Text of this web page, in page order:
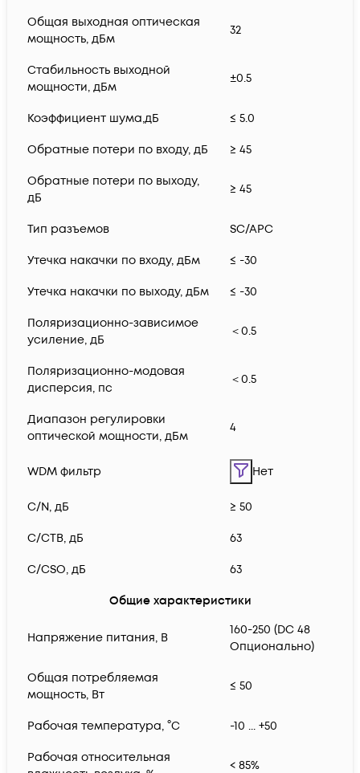
Общая выходная оптическая
мощность, дБм
32
Стабильность выходной
мощности, дБм
±0.5
Коэффициент шума,дБ ≤ 5.0
Обратные потери по входу, дБ ≥ 45
Обратные потери по выходу,
дБ
≥ 45
Тип разъемов SC/APC
Утечка накачки по входу, дБм ≤ -30
Утечка накачки по выходу, дБм ≤ -30
Поляризационно-зависимое
усиление, дБ
＜0.5
Поляризационно-модовая
дисперсия, пс
＜0.5
Диапазон регулировки
оптической мощности, дБм
4
WDM фильтр Нет
C/N, дБ ≥ 50
C/CTB, дБ 63
C/CSO, дБ 63
Общие характеристики
Напряжение питания, В
160-250 (DC 48
Опционально)
Общая потребляемая
мощность, Вт
≤ 50
Рабочая температура, °С -10 ... +50
Рабочая относительная
< 85%